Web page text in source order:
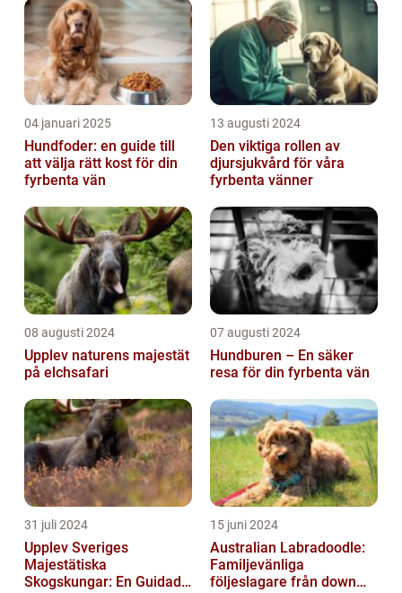
04 januari 2025
Hundfoder: en guide till
att välja rätt kost för din
fyrbenta vän
13 augusti 2024
Den viktiga rollen av
djursjukvård för våra
fyrbenta vänner
08 augusti 2024
Upplev naturens majestät
på elchsafari
07 augusti 2024
Hundburen – En säker
resa för din fyrbenta vän
31 juli 2024
Upplev Sveriges
Majestätiska
Skogskungar: En Guidad
15 juni 2024
Australian Labradoodle:
Familjevänliga
följeslagare från down